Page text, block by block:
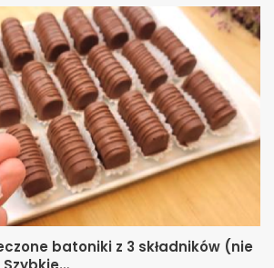
batoniki z 3 składników (nie